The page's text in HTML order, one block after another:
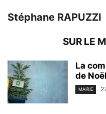
Stéphane RAPUZZI
SUR LE
La
de
MAIRIE